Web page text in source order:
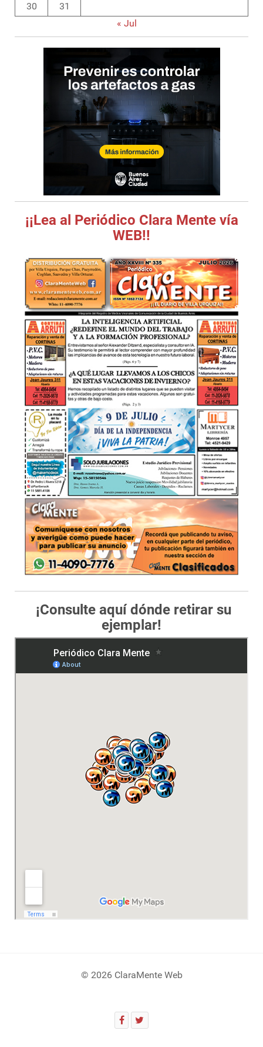
30
31
« Jul
¡¡Lea al Periódico Clara Mente vía
WEB!!
¡Consulte aquí dónde retirar su
ejemplar!
© 2026 ClaraMente Web